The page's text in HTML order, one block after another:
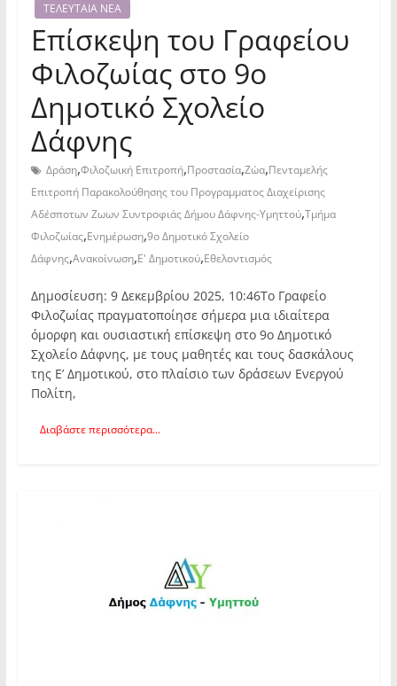
ΤΕΛΕΥΤΑΙΑ ΝΕΑ
Επίσκεψη του Γραφείου
Φιλοζωίας στο 9ο
Δημοτικό Σχολείο
Δάφνης
Δράση,Φιλοζωική Επιτροπή,Προστασία,Ζώα,Πενταμελής
Επιτροπή Παρακολούθησης του Προγραμματος Διαχείρισης
Αδέσποτων Ζωων Συντροφιάς Δήμου Δάφνης-Υμηττού,Τμήμα
Φιλοζωίας,Ενημέρωση,9ο Δημοτικό Σχολείο
Δάφνης,Ανακοίνωση,Ε' Δημοτικού,Εθελοντισμός
Δημοσίευση: 9 Δεκεμβρίου 2025, 10:46Το Γραφείο
Φιλοζωίας πραγματοποίησε σήμερα μια ιδιαίτερα
όμορφη και ουσιαστική επίσκεψη στο 9ο Δημοτικό
Σχολείο Δάφνης, με τους μαθητές και τους δασκάλους
της Ε’ Δημοτικού, στο πλαίσιο των δράσεων Ενεργού
Πολίτη,
Διαβάστε περισσότερα...